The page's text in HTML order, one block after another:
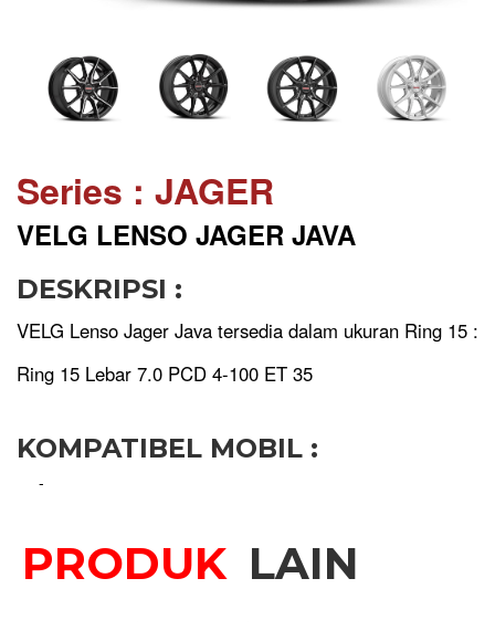
Series : JAGER
VELG LENSO JAGER JAVA
DESKRIPSI :
VELG Lenso Jager Java tersedia dalam ukuran Ring 15 :
Ring 15 Lebar 7.0 PCD 4-100 ET 35
KOMPATIBEL MOBIL :
-
PRODUK LAIN